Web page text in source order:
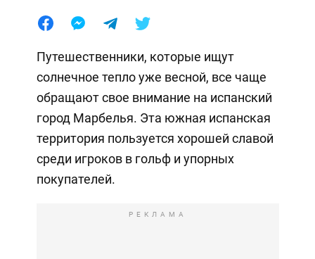
Путешественники, которые ищут
солнечное тепло уже весной, все чаще
обращают свое внимание на испанский
город Марбелья. Эта южная испанская
территория пользуется хорошей славой
среди игроков в гольф и упорных
покупателей.
РЕКЛАМА